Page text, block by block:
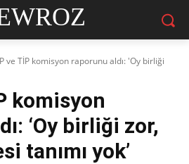
ve TİP komisyon raporunu aldı: 'Oy birliği
komisyon
‘Oy birliği zor,
tanımı yok’